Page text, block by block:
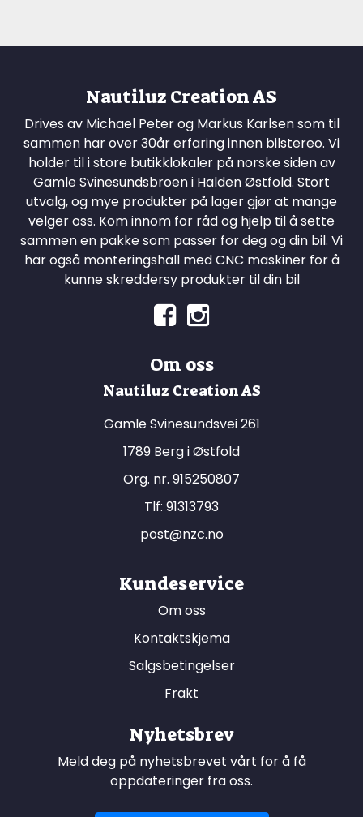
Nautiluz Creation AS
Drives av Michael Peter og Markus Karlsen som til
sammen har over 30år erfaring innen bilstereo. Vi
holder til i store butikklokaler på norske siden av
Gamle Svinesundsbroen i Halden Østfold. Stort
utvalg, og mye produkter på lager gjør at mange
velger oss. Kom innom for råd og hjelp til å sette
sammen en pakke som passer for deg og din bil. Vi
har også monteringshall med CNC maskiner for å
kunne skreddersy produkter til din bil
Om oss
Nautiluz Creation AS
Gamle Svinesundsvei 261
1789 Berg i Østfold
Org. nr. 915250807
Tlf: 91313793
post@nzc.no
Kundeservice
Om oss
Kontaktskjema
Salgsbetingelser
Frakt
Nyhetsbrev
Meld deg på nyhetsbrevet vårt for å få
oppdateringer fra oss.